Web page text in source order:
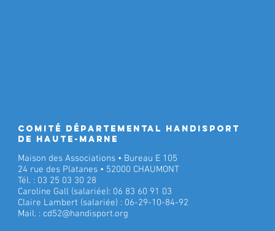
Comité Départemental Handisport
de Haute-Marne
Maison des Associations • Bureau E 105
24 rue des Platanes • 52000 CHAUMONT
Tél. : 03 25 03 30 28
Caroline Gall (salariée): 06 83 60 91 03
Claire Lambert (salariée) : 06-29-10-84-92
Mail. : cd52@handisport.org